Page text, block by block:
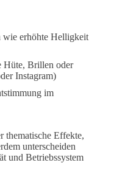
wie erhöhte Helligkeit
Hüte, Brillen oder
Instagram)
im
thematische Effekte,
unterscheiden
und Betriebssystem